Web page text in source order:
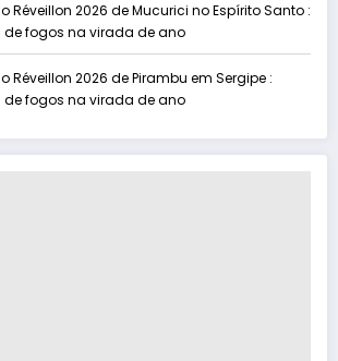
Réveillon 2026 de Mucurici no Espírito Santo :
de fogos na virada de ano
Réveillon 2026 de Pirambu em Sergipe :
de fogos na virada de ano